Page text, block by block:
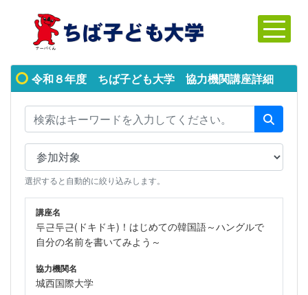
令和８年度 ちば子ども大学 協力機関講座詳細
選択すると自動的に絞り込みします。
講座名
두근두근(ドキドキ)！はじめての韓国語～ハングルで
自分の名前を書いてみよう～
協力機関名
城西国際大学